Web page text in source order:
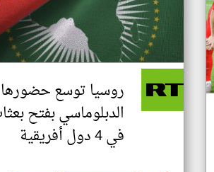
اخبار
أهم
روسيا توسع حضورها
الدبلوماسي بفتح
في 4 دول أفريقية